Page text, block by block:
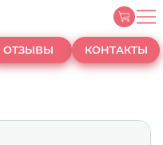
ОТЗЫВЫ КОНТАКТЫ